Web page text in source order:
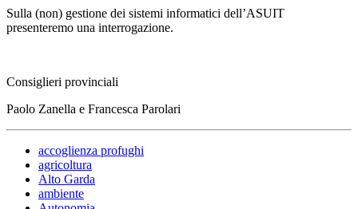
Sulla (non) gestione dei sistemi informatici dell’ASUIT
presenteremo una interrogazione.
Consiglieri provinciali
Paolo Zanella e Francesca Parolari
accoglienza profughi
agricoltura
Alto Garda
ambiente